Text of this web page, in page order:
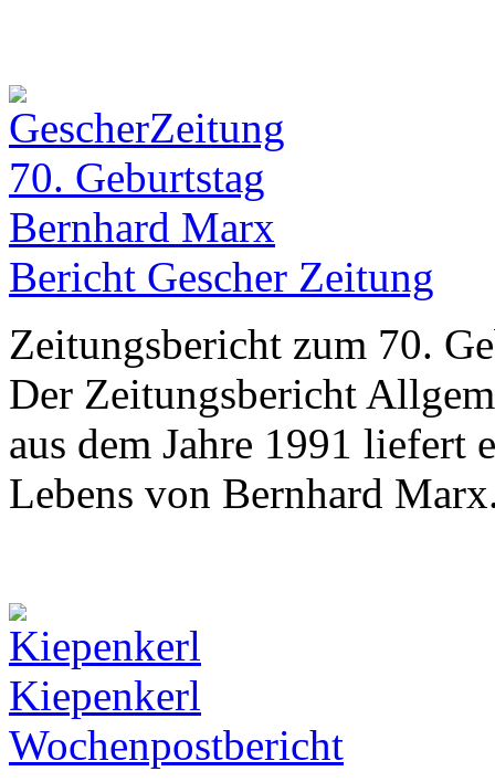
70. Geburtstag
Bernhard Marx
Bericht Gescher Zeitung
Zeitungsbericht zum 70.
Der Zeitungsbericht
aus dem Jahre 1991 liefert
Lebens von Bernhard
Kiepenkerl
Wochenpostbericht